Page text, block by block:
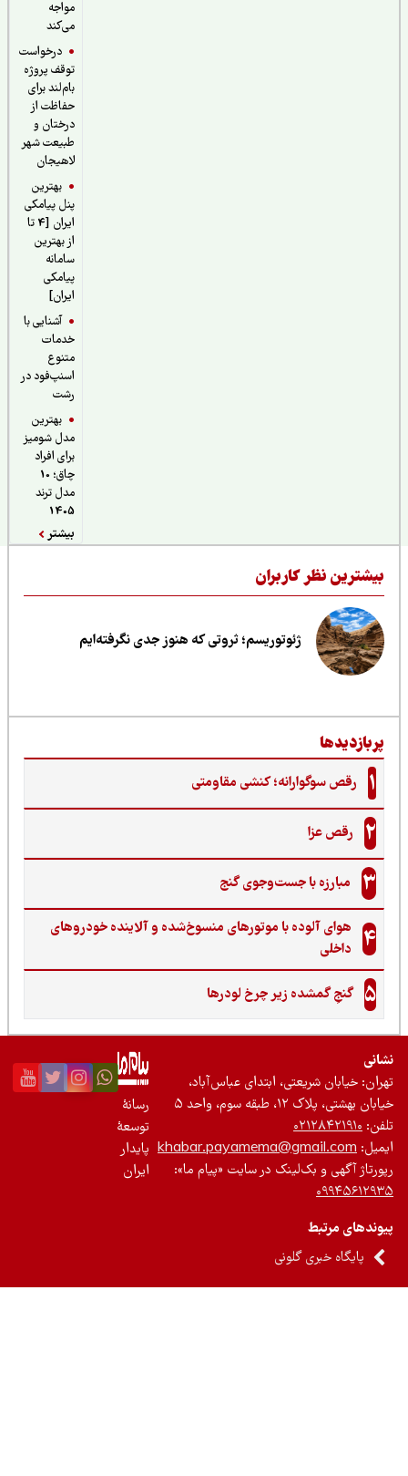
درخواست
توقف پروژه
بام‌لند برای
حفاظت از
درختان و
طبیعت شهر
لاهیجان
بهترین
پنل پیامکی
ایران [4 تا
از بهترین
سامانه
پیامکی
آشنایی با
خدمات
اسنپ‌فود در
بهترین
مدل شومیز
برای افراد
چاق؛ 10
مدل ترند
نظر کاربران
ژئوتوریسم؛ ثروتی که هنوز جدی نگرفته‌ایم
رقص سوگوارانه؛ کنشی مقاومتی
رقص عزا
مبارزه با جست‌وجوی گنج‌
هوای آلوده با موتورهای منسوخ‌شده و آلاینده خودروهای
داخلی
گنجِ گمشده زیر چرخ لودرها
خیابان شریعتی، ابتدای عباس‌آباد،
بهشتی، پلاک ۱۲، طبقه سوم، واحد ۵
۰۲۱۲۸۴۲۱۹۱۰
khabar.payamema@gmail.com
آگهی و بک‌لینک در سایت «پیام ما»:
مرتبط
پایگاه خبری گلونی
رسانۀ
توسعۀ
پایدار
ایران